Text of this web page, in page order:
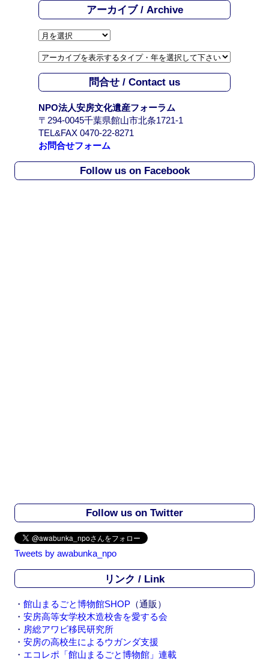
アーカイブ / Archive
ア
カ
イ
ブ
A
r
c
h
i
問合せ / Contact us
NPO法人安房文化遺産フォーラム
〒294-0045千葉県館山市北条1721-1
TEL&FAX 0470-22-8271
お問合せフォーム
Follow us on Facebook
Follow us on Twitter
Tweets by awabunka_npo
リンク / Link
・ 館山まるごと博物館SHOP （通販）
・ 安房高等女学校木造校舎を愛する会
・ 房総アワビ移民研究所
・ 安房の高校生によるウガンダ支援
・ エコレポ「館山まるごと博物館」連載